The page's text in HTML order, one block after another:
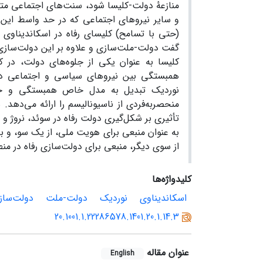
منازعهٔ دولت-کلیسا شود، سنت‌های اجتماعی
و سایر نیروهای اجتماعی که در حد واسط این
(حتی با تسامح) کلیسای رفاه در
گفت دولت-ملت‌سازی و علاوه بر این
کلیسا به عنوان یکی از جلوه‌های دولت، در
همبستگی بین نیروهای سیاسی و اجتماعی
نوردیک تبدیل به مدل خاص همبستگی و
منحصربه‌فردی از ناسیونالیسم را ارائه
تأثیری بر شکل‌گیری دولت رفاه در سوئد،
به عنوان منبعی برای هویت ملی، از یک سو، و
از سوی دیگر، منبعی برای دولت‌سازی رفاه در
کلیدواژه‌ها
اسکاندیناوی
نوردیک دولت-ملت
20.1001.1.22286578.1401.20.1.14.3
عنوان مقاله English